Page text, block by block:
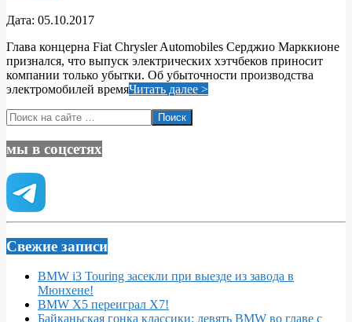
2017-
05
Дата: 05.10.2017
Глава концерна Fiat Chrysler Automobiles Серджио Марккионе
признался, что выпуск электрических хэтчбеков приносит
компании только убытки. Об убыточности производства
электромобилей времяЧитать далее >
Поиск
мы в соцсетях
Свежие записи
BMW i3 Touring засекли при выезде из завода в
Мюнхене!
BMW X5 переиграл X7!
Байканьская гонка классики: девять BMW во главе с